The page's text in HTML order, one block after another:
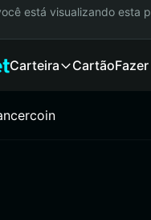
está visualizando esta
Carteira Cartão